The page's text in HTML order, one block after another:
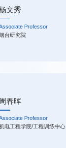
文秀
Professor
台研究院
周春晖
Professor
电工程学院/工程训练中心